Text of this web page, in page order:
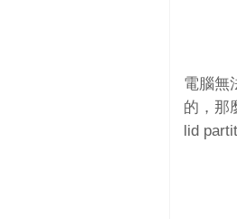
電腦無
的，那
lid
1